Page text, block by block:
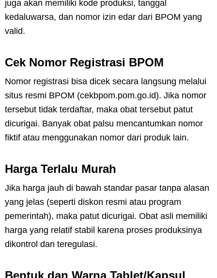
juga akan memiliki kode produksi, tanggal
kedaluwarsa, dan nomor izin edar dari BPOM yang
valid.
Cek Nomor Registrasi BPOM
Nomor registrasi bisa dicek secara langsung melalui
situs resmi BPOM (cekbpom.pom.go.id). Jika nomor
tersebut tidak terdaftar, maka obat tersebut patut
dicurigai. Banyak obat palsu mencantumkan nomor
fiktif atau menggunakan nomor dari produk lain.
Harga Terlalu Murah
Jika harga jauh di bawah standar pasar tanpa alasan
yang jelas (seperti diskon resmi atau program
pemerintah), maka patut dicurigai. Obat asli memiliki
harga yang relatif stabil karena proses produksinya
dikontrol dan teregulasi.